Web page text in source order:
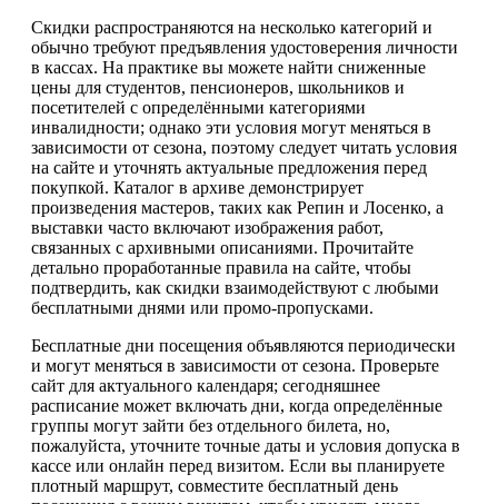
Скидки распространяются на несколько категорий и
обычно требуют предъявления удостоверения личности
в кассах. На практике вы можете найти сниженные
цены для студентов, пенсионеров, школьников и
посетителей с определёнными категориями
инвалидности; однако эти условия могут меняться в
зависимости от сезона, поэтому следует читать условия
на сайте и уточнять актуальные предложения перед
покупкой. Каталог в архиве демонстрирует
произведения мастеров, таких как Репин и Лосенко, а
выставки часто включают изображения работ,
связанных с архивными описаниями. Прочитайте
детально проработанные правила на сайте, чтобы
подтвердить, как скидки взаимодействуют с любыми
бесплатными днями или промо-пропусками.
Бесплатные дни посещения объявляются периодически
и могут меняться в зависимости от сезона. Проверьте
сайт для актуального календаря; сегодняшнее
расписание может включать дни, когда определённые
группы могут зайти без отдельного билета, но,
пожалуйста, уточните точные даты и условия допуска в
кассе или онлайн перед визитом. Если вы планируете
плотный маршрут, совместите бесплатный день